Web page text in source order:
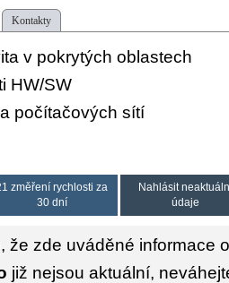
Kontakty
v pokrytých oblastech
HW/SW
počítačových sítí
změření rychlosti za
30 dní
Nahlásit
údaje
že zde uváděné informace
již nejsou aktuální,